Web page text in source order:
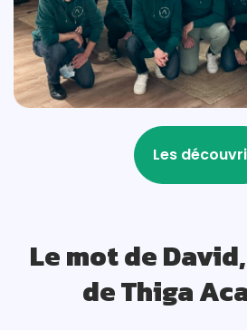
Le mot de
de Thiga